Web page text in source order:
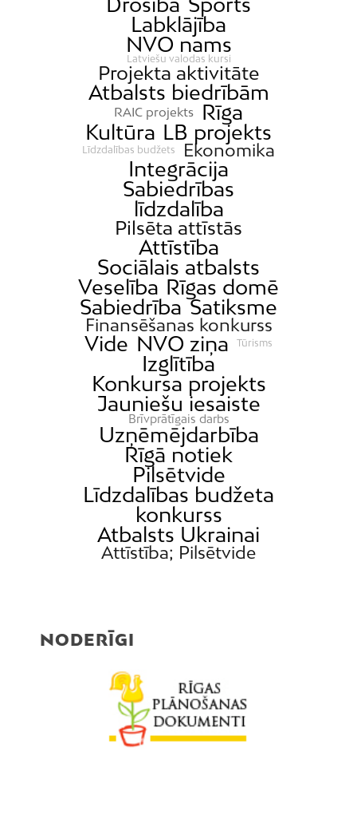
Labklājība
NVO nams
Latviešu valodas kursi
Projekta aktivitāte
Atbalsts biedrībām
RAIC projekts
Rīga
Kultūra LB projekts
Līdzdalības budžets Ekonomika
Integrācija
Sabiedrības
līdzdalība
Pilsēta attīstās
Attīstība
Sociālais atbalsts
Veselība Rīgas domē
Sabiedrība Satiksme
Finansēšanas konkurss
Vide NVO ziņa Tūrisms
Izglītība
Konkursa projekts
Jauniešu iesaiste
Brīvprātīgais darbs
Uzņēmējdarbība
Rīgā notiek
Pilsētvide
Līdzdalības budžeta
konkurss
Atbalsts Ukrainai
Attīstība; Pilsētvide
NODERĪGI